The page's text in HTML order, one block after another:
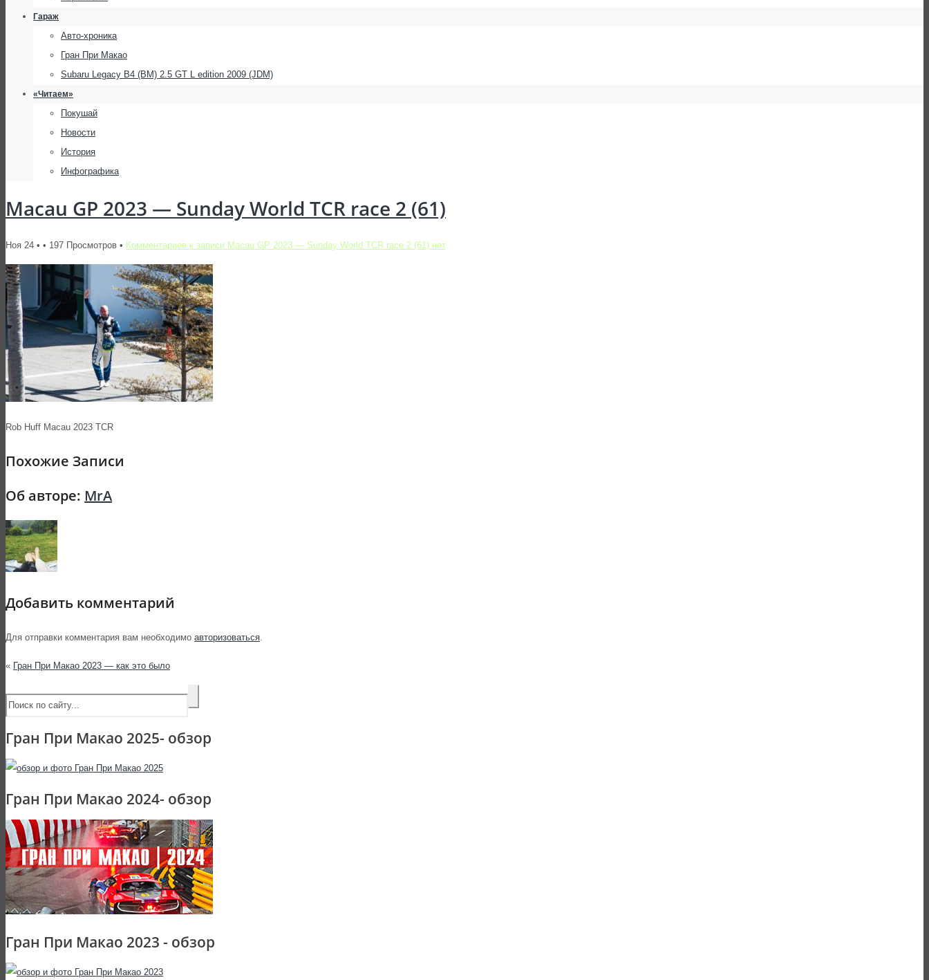
Гараж
Авто-хроника
Гран При Макао
Subaru Legacy B4 (BM) 2.5 GT L edition 2009 (JDM)
«Читаем»
Покушай
Новости
История
Инфографика
Macau GP 2023 — Sunday World TCR race 2 (61)
Ноя 24 • • 197 Просмотров • Комментариев к записи Macau GP 2023 — Sunday World TCR race 2 (61) нет
Rob Huff Macau 2023 TCR
Похожие Записи
Об авторе: MrA
Добавить комментарий
Для отправки комментария вам необходимо авторизоваться.
« Гран При Макао 2023 — как это было
Гран При Макао 2025- обзор
Гран При Макао 2024- обзор
Гран При Макао 2023 - обзор